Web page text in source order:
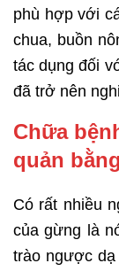
phù hợp với
chua, buồn
tác dụng đối
đã trở nên
Chữa
quản
Có rất nhiều
của gừng là
trào ngược dạ